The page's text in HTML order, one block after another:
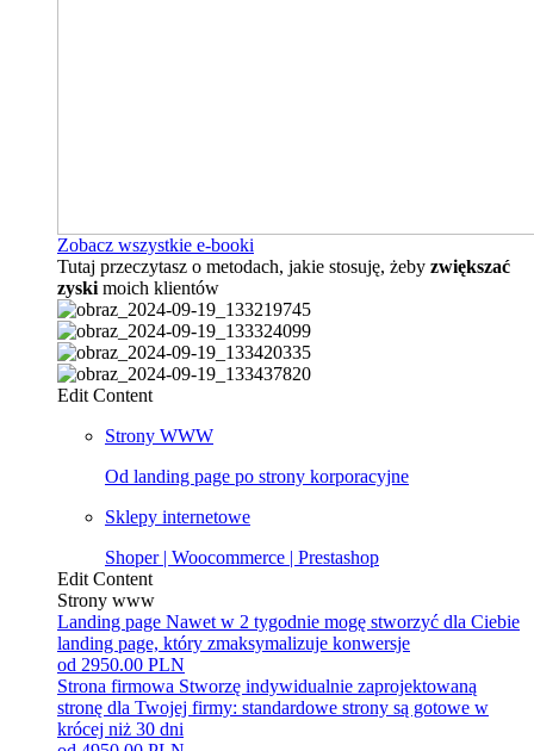
Zobacz wszystkie e-booki
Tutaj przeczytasz o metodach, jakie stosuję, żeby zwiększać
zyski moich klientów
Edit Content
Strony WWW
Od landing page po strony korporacyjne
Sklepy internetowe
Shoper | Woocommerce | Prestashop
Edit Content
Strony www
Landing page Nawet w 2 tygodnie mogę stworzyć dla Ciebie
landing page, który zmaksymalizuje konwersje
od 2950.00 PLN
Strona firmowa Stworzę indywidualnie zaprojektowaną
stronę dla Twojej firmy: standardowe strony są gotowe w
krócej niż 30 dni